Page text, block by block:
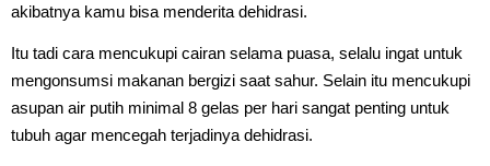
akibatnya kamu bisa menderita dehidrasi.
Itu tadi cara mencukupi cairan selama puasa, selalu ingat untuk
mengonsumsi makanan bergizi saat sahur. Selain itu mencukupi
asupan air putih minimal 8 gelas per hari sangat penting untuk
tubuh agar mencegah terjadinya dehidrasi.